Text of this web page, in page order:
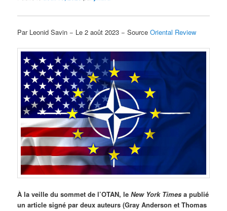
Par Leonid Savin − Le 2 août 2023 − SourceOriental Review
À la veille du sommet de l’OTAN, leNew York Times a publié
un article signé par deux auteurs (Gray Anderson et Thomas